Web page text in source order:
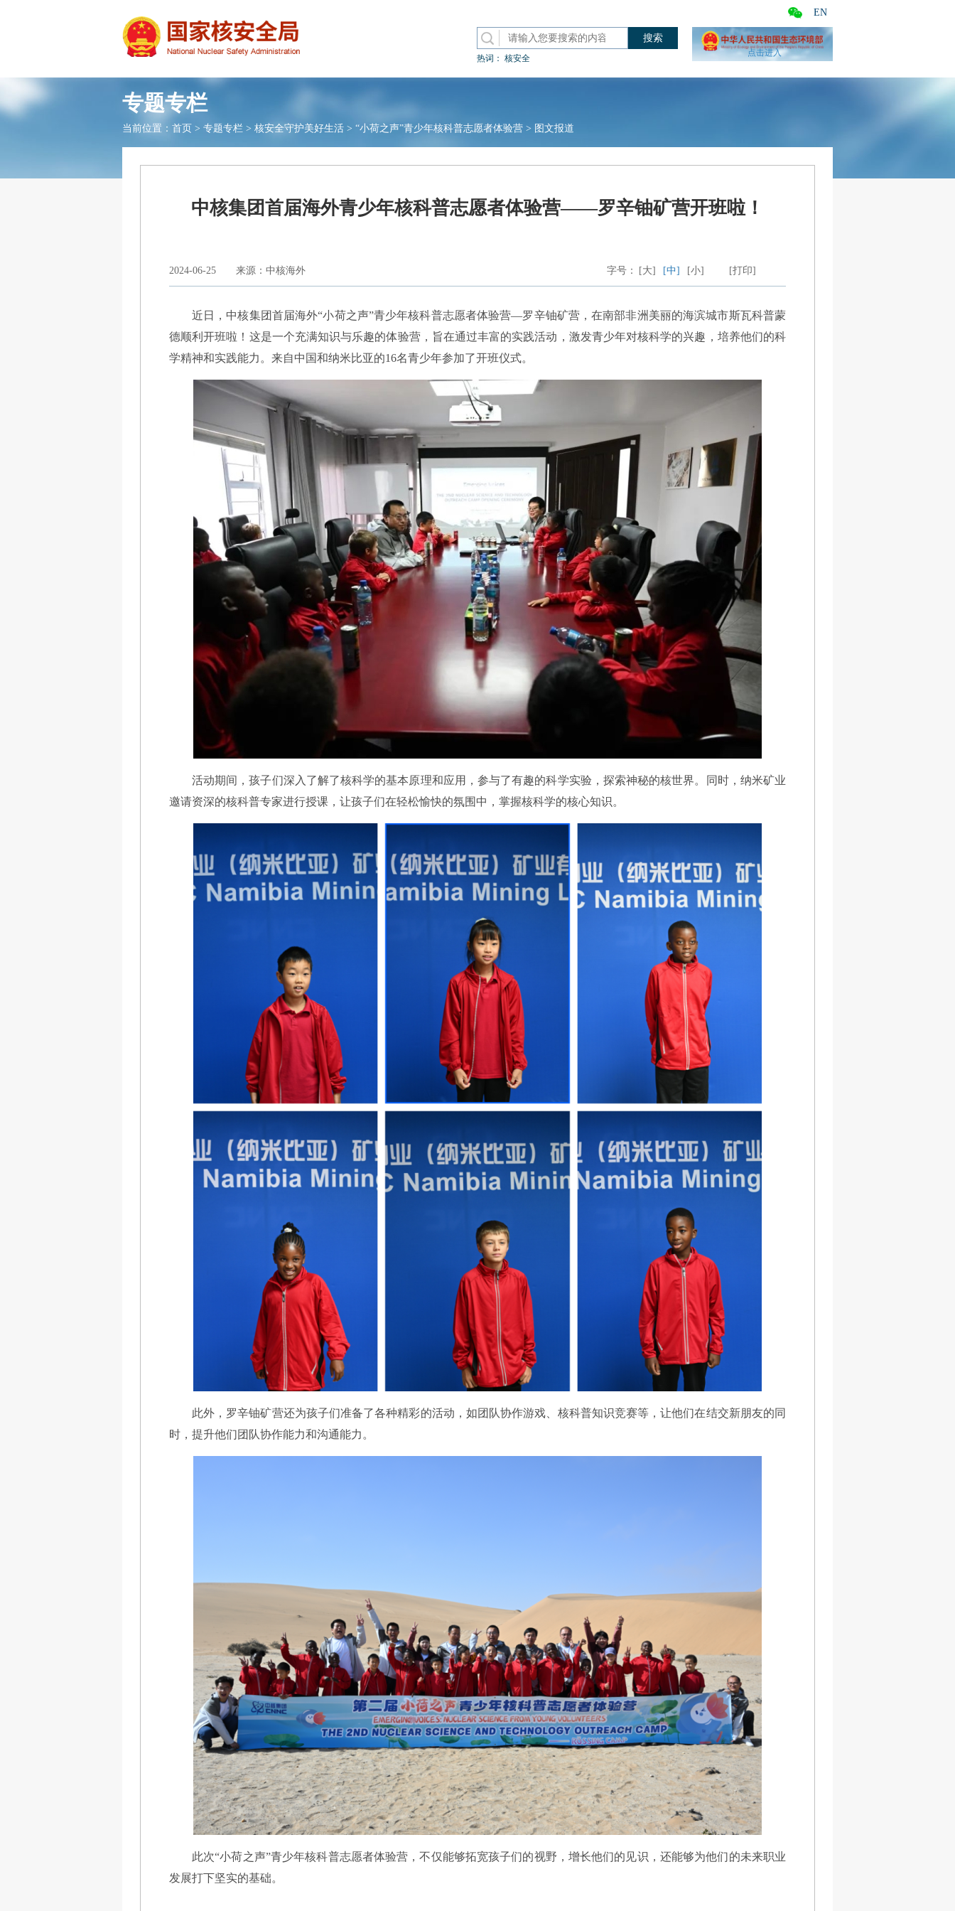
EN
热词： 核安全
点击进入
专题专栏
当前位置： 首页 > 专题专栏 > 核安全守护美好生活 > “小荷之声”青少年核科普志愿者体验营 > 图文报道
中核集团首届海外青少年核科普志愿者体验营——罗辛铀矿营开班啦！
2024-06-25 来源：中核海外 [打印]
字号： [大] [中] [小]
近日，中核集团首届海外“小荷之声”青少年核科普志愿者体验营—罗辛铀矿营，在南部非洲美丽的海滨城市斯瓦科普蒙
德顺利开班啦！这是一个充满知识与乐趣的体验营，旨在通过丰富的实践活动，激发青少年对核科学的兴趣，培养他们的科
学精神和实践能力。来自中国和纳米比亚的16名青少年参加了开班仪式。
活动期间，孩子们深入了解了核科学的基本原理和应用，参与了有趣的科学实验，探索神秘的核世界。同时，纳米矿业
邀请资深的核科普专家进行授课，让孩子们在轻松愉快的氛围中，掌握核科学的核心知识。
此外，罗辛铀矿营还为孩子们准备了各种精彩的活动，如团队协作游戏、核科普知识竞赛等，让他们在结交新朋友的同
时，提升他们团队协作能力和沟通能力。
此次“小荷之声”青少年核科普志愿者体验营，不仅能够拓宽孩子们的视野，增长他们的见识，还能够为他们的未来职业
发展打下坚实的基础。